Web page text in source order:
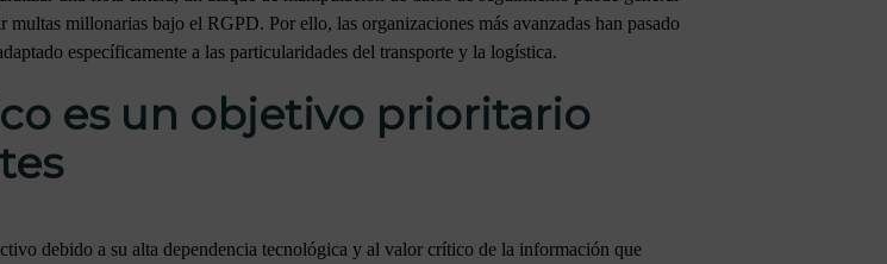
multas millonarias bajo el RGPD. Por ello, las organizaciones más avanzadas han pasado
específicamente a las particularidades del transporte y la logística.
es un objetivo prioritario
debido a su alta dependencia tecnológica y al valor crítico de la información que